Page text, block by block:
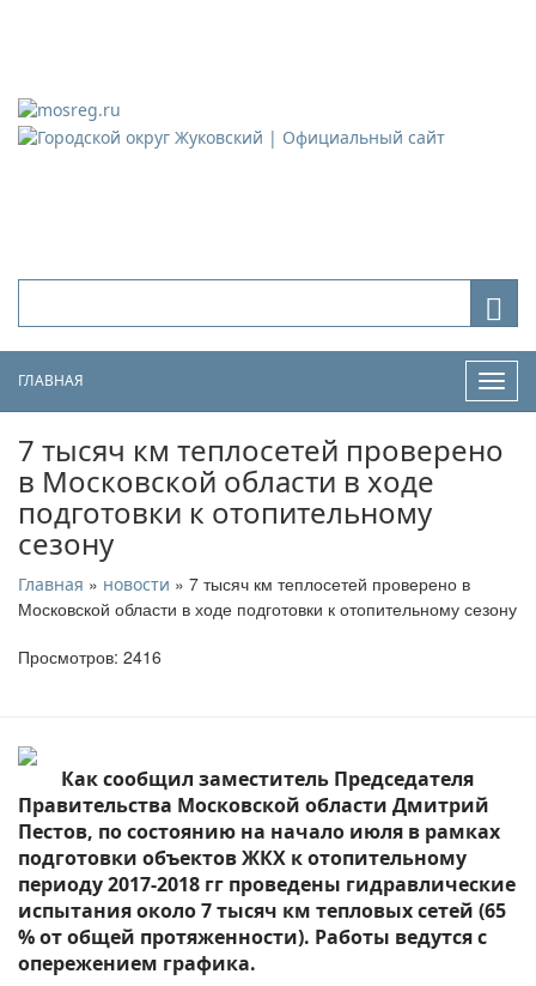
ГЛАВНАЯ
7 тысяч км теплосетей проверено
в Московской области в ходе
подготовки к отопительному
сезону
Главная » новости » 7 тысяч км теплосетей проверено в
Московской области в ходе подготовки к отопительному сезону
Просмотров: 2416
Как сообщил заместитель Председателя
Правительства Московской области Дмитрий
Пестов, по состоянию на начало июля в рамках
подготовки объектов ЖКХ к отопительному
периоду 2017-2018 гг проведены гидравлические
испытания около 7 тысяч км тепловых сетей (65
% от общей протяженности). Работы ведутся с
опережением графика.